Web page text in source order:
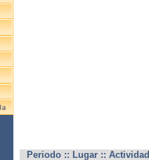
Periodo :: Lugar :: Actividad